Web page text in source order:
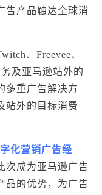
告产品触达全球消
、Freevee、
及亚马逊站外的
多重广告解决方
站外的目标消费
化营销广告经
次成为亚马逊广告
品的优势，为广告